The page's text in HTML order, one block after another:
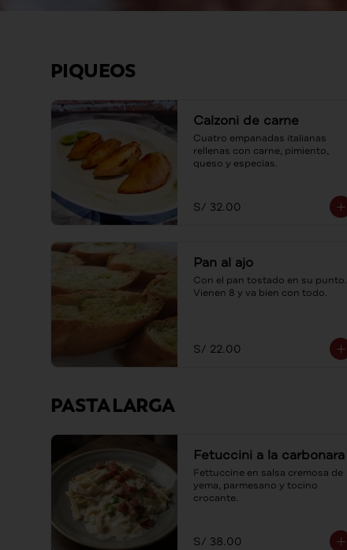
PIQUEOS
Calzoni de carne
Cuatro empanadas italianas
rellenas con carne, pimiento,
queso y especias.
S/ 32.00
Pan al ajo
Con el pan tostado en su punto.
Vienen 8 y va bien con todo.
S/ 22.00
PASTA LARGA
Fetuccini a la carbonara
Fettuccine en salsa cremosa de
yema, parmesano y tocino
crocante.
S/ 38.00